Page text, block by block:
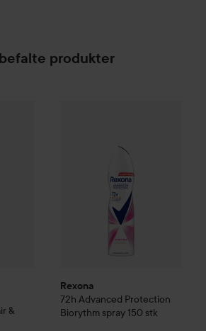
produkter
&
Rexona
72h Advanced Protection
Biorythm spray 150 stk